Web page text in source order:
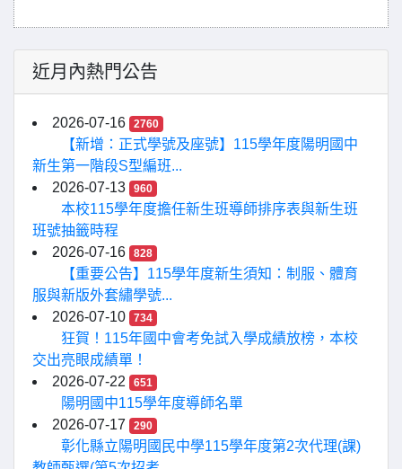
近月內熱門公告
2026-07-16 2760
【新增：正式學號及座號】115學年度陽明國中
新生第一階段S型編班...
2026-07-13
960
本校115學年度擔任新生班導師排序表與新生班
班號抽籤時程
2026-07-16
828
【重要公告】115學年度新生須知：制服、體育
服與新版外套繡學號...
2026-07-10
734
狂賀！115年國中會考免試入學成績放榜，本校
交出亮眼成績單！
2026-07-22
651
陽明國中115學年度導師名單
2026-07-17
290
彰化縣立陽明國民中學115學年度第2次代理(課)